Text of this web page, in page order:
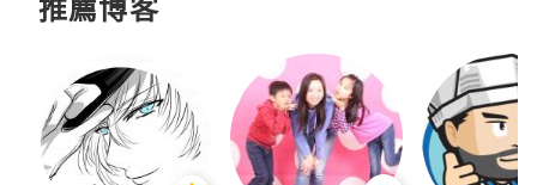
推薦博客